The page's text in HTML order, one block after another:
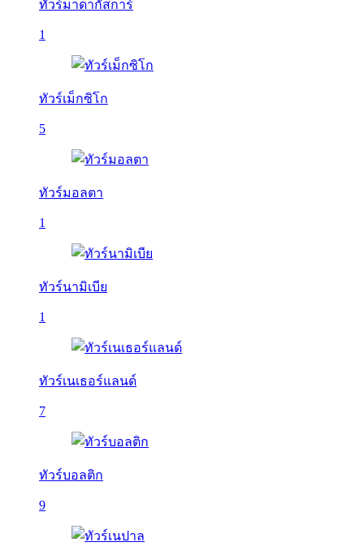
ทัวร์มาดากัสการ์
1
ทัวร์เม็กซิโก
5
ทัวร์มอลตา
1
ทัวร์นามิเบีย
1
ทัวร์เนเธอร์แลนด์
7
ทัวร์บอลติก
9